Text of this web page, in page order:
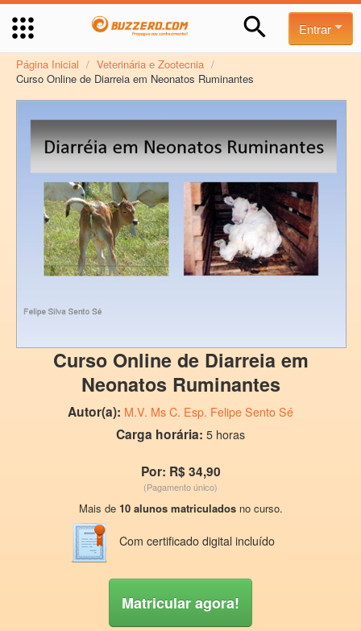
Entrar
Página Inicial / Veterinária e Zootecnia /
Curso Online de Diarreia em Neonatos Ruminantes
Curso Online de Diarreia em
Neonatos Ruminantes
Autor(a): M.V. Ms C. Esp. Felipe Sento Sé
Carga horária: 5 horas
Por: R$ 34,90
(Pagamento único)
Mais de 10 alunos matriculadosno curso.
Com certificado digital incluído
Matricular agora!